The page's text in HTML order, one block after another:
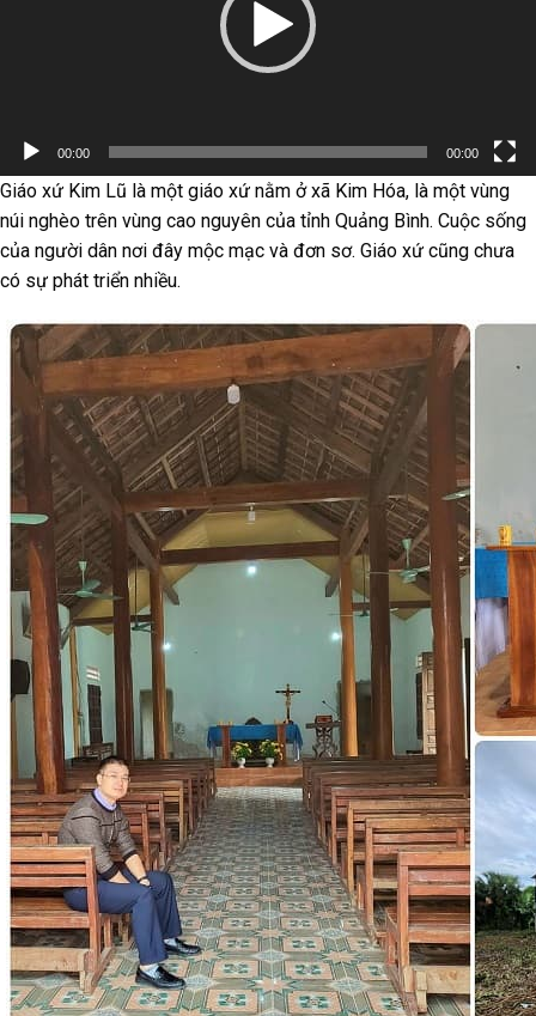
00:00 00:00
Giáo xứ Kim Lũ là một giáo xứ nằm ở xã Kim Hóa, là một vùng
núi nghèo trên vùng cao nguyên của tỉnh Quảng Bình. Cuộc sống
của người dân nơi đây mộc mạc và đơn sơ. Giáo xứ cũng chưa
có sự phát triển nhiều.